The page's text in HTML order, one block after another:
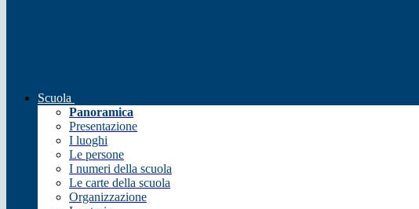
Scuola
Panoramica
Presentazione
I luoghi
Le persone
I numeri della scuola
Le carte della scuola
Organizzazione